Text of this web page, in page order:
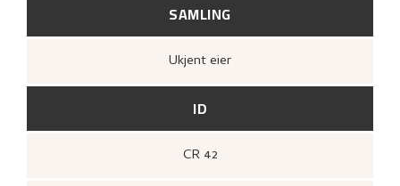
SAMLING
Ukjent eier
ID
CR 42